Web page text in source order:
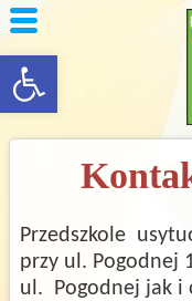
rozwiń/zwiń panel
Przedszkole
przy ul. Pogodnej
ul. Pogodnej jak i